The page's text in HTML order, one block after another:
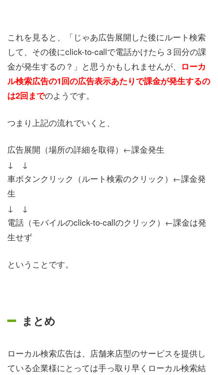
これを見ると、「じゃあ広告展開した後にルート検索
して、その後にclick-to-callで電話かけたら３回分の課
金が発生するの？」と思うかもしれませんが、
ローカ
ル検索広告の1回の広告表示あたりで課金が発生するの
は2回までのようです。
つまり上記の流れでいくと、
広告展開（場所の詳細を取得）←課金発生
↓ ↓
車ボタンクリック（ルート検索のクリック）←課金発
生
↓ ↓
電話（モバイルのclick-to-callのクリック）←課金は発
生せず
ということです。
まとめ
ローカル検索広告は、店舗来店型のサービスを提供し
ている企業様にとっては手っ取り早くローカル検索結